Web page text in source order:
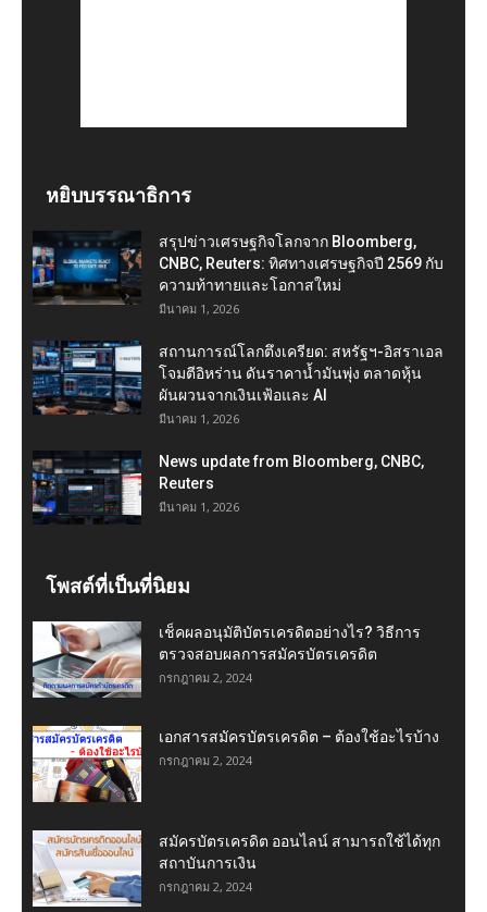
หยิบบรรณาธิการ
สรุปข่าวเศรษฐกิจโลกจาก Bloomberg,
CNBC, Reuters: ทิศทางเศรษฐกิจปี 2569 กับ
ความท้าทายและโอกาสใหม่
มีนาคม 1, 2026
สถานการณ์โลกตึงเครียด: สหรัฐฯ-อิสราเอล
โจมตีอิหร่าน ดันราคาน้ำมันพุ่ง ตลาดหุ้น
ผันผวนจากเงินเฟ้อและ AI
มีนาคม 1, 2026
News update from Bloomberg, CNBC,
Reuters
มีนาคม 1, 2026
โพสต์ที่เป็นที่นิยม
เช็คผลอนุมัติบัตรเครดิตอย่างไร? วิธีการ
ตรวจสอบผลการสมัครบัตรเครดิต
กรกฎาคม 2, 2024
เอกสารสมัครบัตรเครดิต – ต้องใช้อะไรบ้าง
กรกฎาคม 2, 2024
สมัครบัตรเครดิต ออนไลน์ สามารถใช้ได้ทุก
สถาบันการเงิน
กรกฎาคม 2, 2024